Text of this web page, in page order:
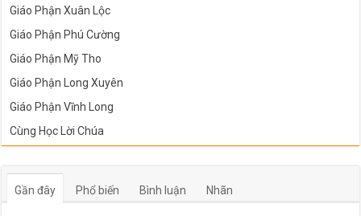
Giáo Phận Xuân Lộc
Giáo Phận Phú Cường
Giáo Phận Mỹ Tho
Giáo Phận Long Xuyên
Giáo Phận Vĩnh Long
Cùng Học Lời Chúa
Gần đây Phổ biến Bình luận Nhãn